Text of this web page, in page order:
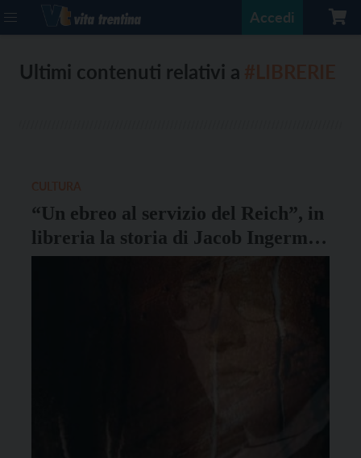
Accedi
Ultimi contenuti relativi a
“Un ebreo al servizio del Reich”, in
libreria la storia di Jacob Ingerman
edita da ViTrenD